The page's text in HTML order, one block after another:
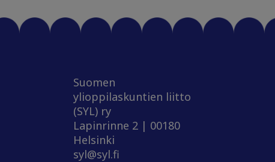
Suomen
ylioppilaskuntien liitto
(SYL) ry
Lapinrinne 2 | 00180
Helsinki
syl@syl.fi